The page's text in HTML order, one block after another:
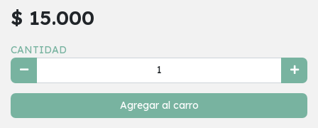
$ 15.000
CANTIDAD
Agregar al carro